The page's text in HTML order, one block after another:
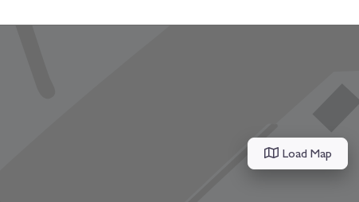
Load Map